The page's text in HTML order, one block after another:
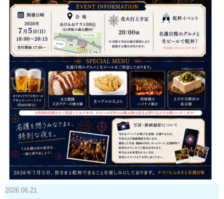
2026.06.21